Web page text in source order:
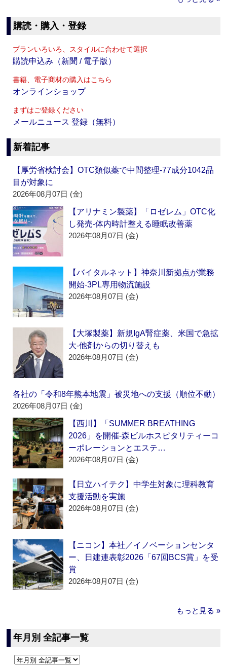
購読・購入・登録
プランいろいろ、スタイルに合わせて選択
購読申込み（新聞 / 電子版）
書籍、電子商材の購入はこちら
オンラインショップ
まずはご登録ください
メールニュース 登録（無料）
新着記事
【厚労省検討会】OTC類似薬で中間整理‐77成分1042品
目が対象に
2026年08月07日 (金)
【アリナミン製薬】「ロゼレム」OTC化
し発売‐体内時計整える睡眠改善薬
2026年08月07日 (金)
【バイタルネット】神奈川新拠点が業務
開始‐3PL専用物流施設
2026年08月07日 (金)
【大塚製薬】新規IgA腎症薬、米国で急拡
大‐他剤からの切り替えも
2026年08月07日 (金)
各社の「令和8年熊本地震」被災地への支援（順位不動）
2026年08月07日 (金)
【西川】「SUMMER BREATHING
2026」を開催‐森ビルホスピタリティーコ
ーポレーションとエステ…
2026年08月07日 (金)
【日立ハイテク】中学生対象に理科教育
支援活動を実施
2026年08月07日 (金)
【ニコン】本社／イノベーションセンタ
ー、日建連表彰2026「67回BCS賞」を受
賞
2026年08月07日 (金)
もっと見る »
年月別 全記事一覧